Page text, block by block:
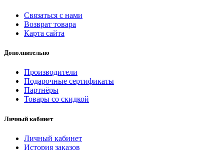
Связаться с нами
Возврат товара
Карта сайта
Дополнительно
Производители
Подарочные сертификаты
Партнёры
Товары со скидкой
Личный кабинет
Личный кабинет
История заказов